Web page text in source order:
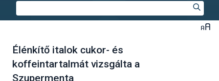
Élénkítő italok cukor- és
koffeintartalmát vizsgálta a
Szupermenta